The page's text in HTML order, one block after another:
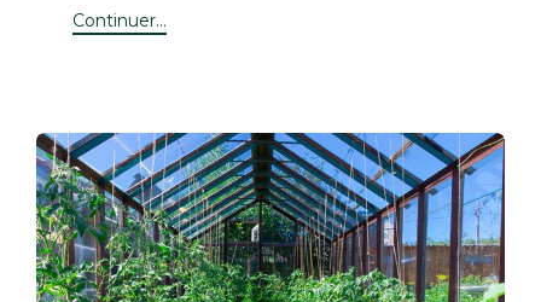
Continuer...